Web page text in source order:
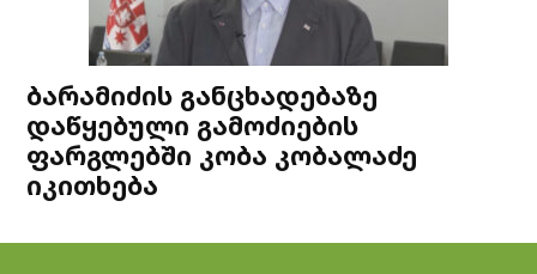
ბარამიძის განცხადებაზე
დაწყებული გამოძიების
ფარგლებში კობა კობალაძე
იკითხება